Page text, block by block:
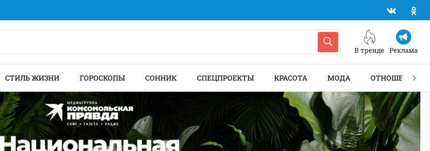
В тренде Реклама
СТИЛЬ ЖИЗНИ ГОРОСКОПЫ СОННИК СПЕЦПРОЕКТЫ КРАСОТА МОДА ОТНОШЕНИЯ